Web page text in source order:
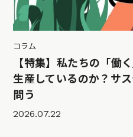
コラム
【特集】私たちの「働
生産しているのか？サ
問う
2026.07.22